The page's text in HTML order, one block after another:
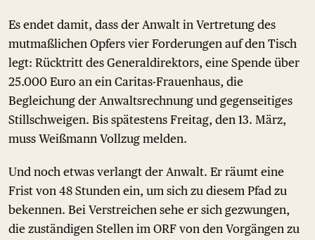
Es endet damit, dass der Anwalt in Vertretung des
mutmaßlichen Opfers vier Forderungen auf den Tisch
legt: Rücktritt des Generaldirektors, eine Spende über
25.000 Euro an ein Caritas-Frauenhaus, die
Begleichung der Anwaltsrechnung und gegenseitiges
Stillschweigen. Bis spätestens Freitag, den 13. März,
muss Weißmann Vollzug melden.
Und noch etwas verlangt der Anwalt. Er räumt eine
Frist von 48 Stunden ein, um sich zu diesem Pfad zu
bekennen. Bei Verstreichen sehe er sich gezwungen,
die zuständigen Stellen im ORF von den Vorgängen zu